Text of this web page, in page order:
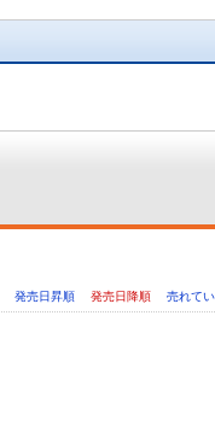
発売日昇順 発売日降順 売れて